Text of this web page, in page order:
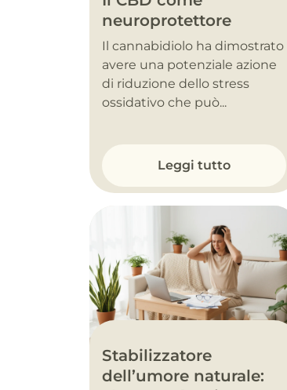
neuroprotettore
Il cannabidiolo ha dimostrato
avere una potenziale azione
di riduzione dello stress
ossidativo che può...
Leggi tutto
Stabilizzatore
dell’umore naturale: